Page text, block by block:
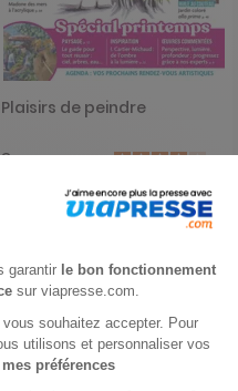
Plaisirs de peindre
2 ans
46,75 € -25%
Ajouter au panier